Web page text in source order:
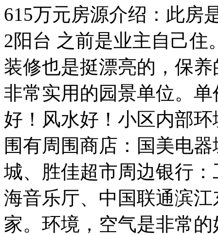
615万元房源介绍：此房
2阳台 之前是业主自己
装修也是挺漂亮的，保
非常实用的园景单位。
好！风水好！小区内部
围有周围商店：国美电
城、胜佳超市周边银行
海音乐厅、中国联通滨
家。环境，空气是非常